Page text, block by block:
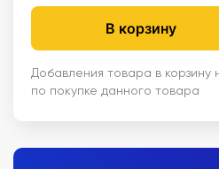
В корзину
Добавления товара в корзину
по покупке данного товара